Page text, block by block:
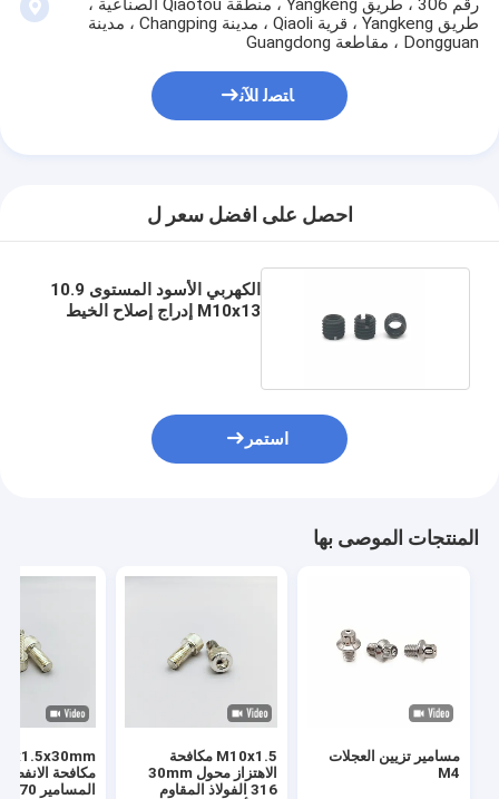
طريق Yangkeng ، قرية Qiaoli ، مدينة Changping ، مدينة
Dongguan ، مقاطعة Guangdong
ﺎﺘﺼﻟ ﺍﻶﻧ
احصل على افضل سعر ل
الكهربي الأسود المستوى 10.9
M10x13 إدراج إصلاح الخيط
استمر
المنتجات الموصى بها
مسامير تزيين العجلات
M4
M10x1.5 مكافحة
الاهتزاز محول 30mm
316 الفولاذ المقاوم
مكافحة